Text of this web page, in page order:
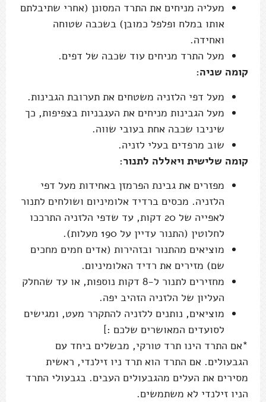
מעליה מניחים את התרד המסונן (אחרי שתיבלתם
אותו במלח ופלפל כמובן) בשכבה שטוחה
ואחידה.
מעל התרד מניחים עוד שכבה של דפים.
קומה שניה:
מעל דפי הלזניה משטחים את תערובת הגבינות.
מעל הגבינות מניחים את העגבניות בצפיפות, כך
שיניבו שכבה אחת בעובי שווה.
שוב מרפדים בעלי לזניה.
קומה שלישית ויאללה לתנור:
מפזרים את גבינת הפרמזן באחידות מעל דפי
הלזניה. מכסים ברדיד אלומיניום ושולחים לתנור
לאפייה של 20 דקות, עד שדפי הלזניה התרככו
לחלוטין (התנור עדיין על 190 מעלות).
מוציאים מהתנור ובזהירות (אדים חמים מחכים
שם) מזירים את רדיד האלומיניום.
מחזירים לתנור ל-8 דקות נוספות, או עד שהחלק
העליון של הלזניה הזהיב יפה.
מוציאים, נותנים ללזניה להתקרר מעט, ומגישים
לסועדים המאושרים שלכם :]
*אם התרד הינו תרד טורקי, מבשלים ביחד עם
הגבעולים. אם התרד הוא תרד ניו זילנדי, ראשית
מסירים את העלים מהגבעולים העבים. בגבעולי התרד
הניו זילנדי לא משתמשים.